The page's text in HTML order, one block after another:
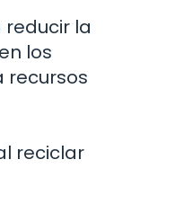
reducir la
los
recursos
reciclar